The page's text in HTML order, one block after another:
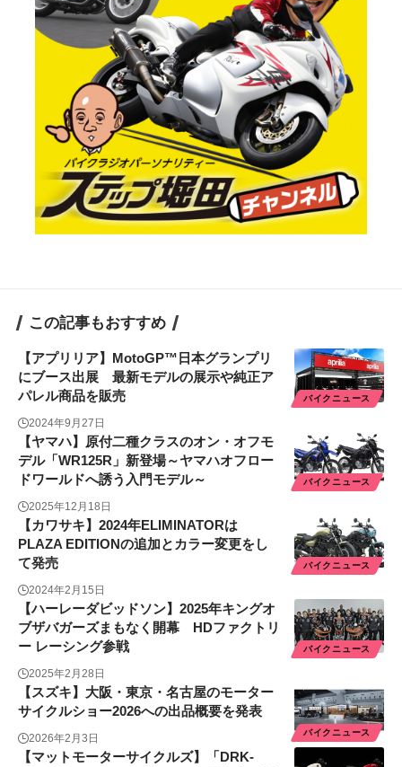
この記事もおすすめ
バイクニュース
【アプリリア】MotoGP™日本グランプリ
にブース出展 最新モデルの展示や純正ア
パレル商品を販売
2024年9月27日
バイクニュース
【ヤマハ】原付二種クラスのオン・オフモ
デル「WR125R」新登場～ヤマハオフロー
ドワールドへ誘う入門モデル～
2025年12月18日
バイクニュース
【カワサキ】2024年ELIMINATORは
PLAZA EDITIONの追加とカラー変更をし
て発売
2024年2月15日
バイクニュース
【ハーレーダビッドソン】2025年キングオ
ブザバガーズまもなく開幕 HDファクトリ
ー レーシング参戦
2025年2月28日
バイクニュース
【スズキ】大阪・東京・名古屋のモーター
サイクルショー2026への出品概要を発表
2026年2月3日
【マットモーターサイクルズ】「DRK-